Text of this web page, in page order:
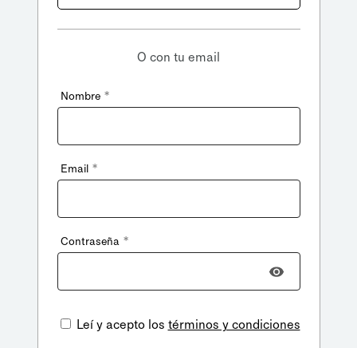
O con tu email
Nombre *
Email *
Contraseña *
Leí y acepto los términos y condiciones